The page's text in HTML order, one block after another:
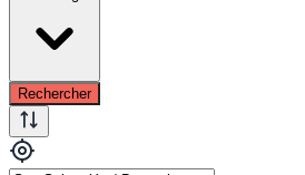
Rechercher